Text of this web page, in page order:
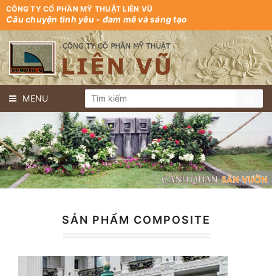
CÔNG TY CỔ PHẦN MỸ THUẬT LIÊN VŨ
Câu chuyện tình yêu - đam mê và sáng tạo
MENU
SẢN PHẨM COMPOSITE